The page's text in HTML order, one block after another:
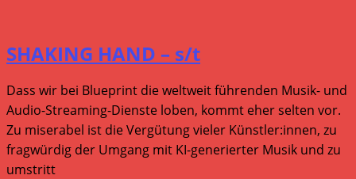
SHAKING HAND – s/t
Dass wir bei Blueprint die weltweit führenden Musik- und
Audio-Streaming-Dienste loben, kommt eher selten vor.
Zu miserabel ist die Vergütung vieler Künstler:innen, zu
fragwürdig der Umgang mit KI-generierter Musik und zu
umstritt